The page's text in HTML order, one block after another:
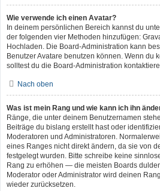
Wie verwende ich einen Avatar?
In deinem persönlichen Bereich kannst du
der folgenden vier Methoden hinzufügen:
Hochladen. Die Board-Administration kann
Benutzer Avatare benutzen können. Wenn du
solltest du die Board-Administration
Nach oben
Was ist mein Rang und wie kann ich ihn
Ränge, die unter deinem Benutzernamen
Beiträge du bislang erstellt hast oder
Moderatoren und Administratoren.
eines Ranges nicht direkt ändern, da sie von
festgelegt wurden. Bitte schreibe keine
Rang zu erhöhen — die meisten Boards
Moderator oder Administrator wird deinen
wieder zurücksetzen.